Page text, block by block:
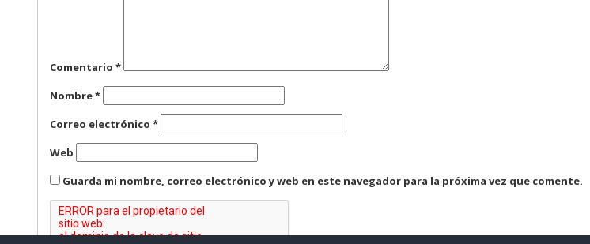
Comentario*
Nombre*
Correo electrónico*
Web
Guarda mi nombre, correo electrónico y web en este navegador para la próxima vez que comente.